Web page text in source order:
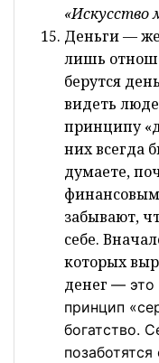
Деньги —
лишь
берутся
видеть
принципу
них всегда
думаете,
забывают,
себе.
которых
денег — это
принцип
богатство.